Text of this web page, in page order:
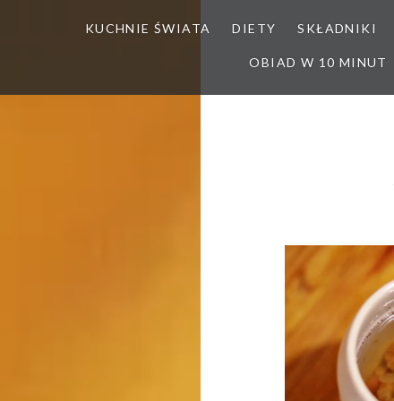
KUCHNIE ŚWIATA DIETY SKŁADNIKI
OBIAD W 10 MINUT